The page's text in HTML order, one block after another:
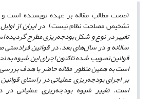
(صحت مطالب مقاله بر عهده نویسنده است و
تشخیص مصلحت نظام نیست)
تغییر در نوع و شکل بودجه‌ریزی مطرح گردیده
سالانه و در سال‌هاى بعد، در قوانین
قوانین تصویب شده تاکنون اجرای این شیوه به
است به همین منظور مقاله حاضر با هدف
بر اجرای بودجه‌ریزی عملیاتی در راستای
است. تغییر شیوه بودجه‌ریزی عملیاتی در